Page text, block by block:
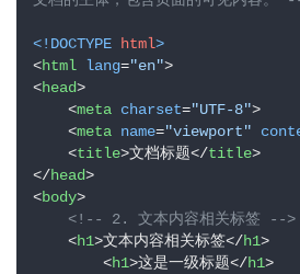
<!DOCTYPE html>
<html lang="en">
<head>
<meta charset="UTF-8">
<meta name="viewport"
<title>文档标题</title>
</head>
<body>
<!-- 2. 文本内容相关标签 -->
<h1>文本内容相关标签</h1>
<h1>这是一级标题</h1>